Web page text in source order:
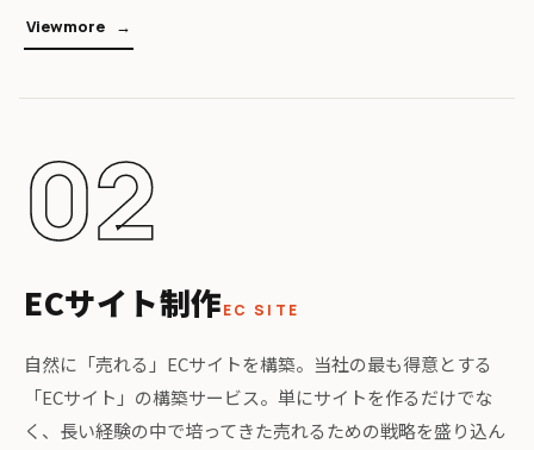
Viewmore
02
ECサイト制作EC SITE
自然に「売れる」ECサイトを構築。当社の最も得意とする
「ECサイト」の構築サービス。単にサイトを作るだけでな
く、長い経験の中で培ってきた売れるための戦略を盛り込ん